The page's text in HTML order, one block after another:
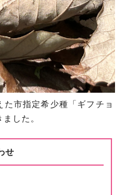
市指定希少種「ギフチョ
した。
せ